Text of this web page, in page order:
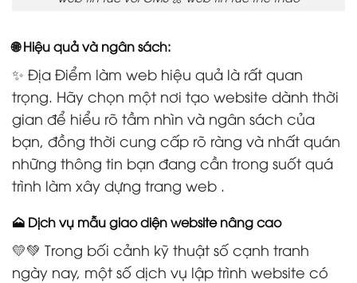
🌐 Hiệu quả và ngân sách:
✨ Địa Điểm làm web hiệu quả là rất quan
trọng. Hãy chọn một nơi tạo website dành thời
gian để hiểu rõ tầm nhìn và ngân sách của
bạn, đồng thời cung cấp rõ ràng và nhất quán
những thông tin bạn đang cần trong suốt quá
trình làm xây dựng trang web .
🗻 Dịch vụ mẫu giao diện website nâng cao
💛💚 Trong bối cảnh kỹ thuật số cạnh tranh
ngày nay, một số dịch vụ lập trình website có